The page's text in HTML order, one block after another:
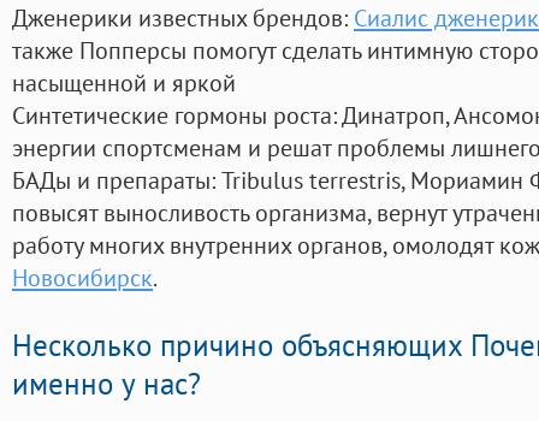
Дженерики известных брендов: Сиалис
также Попперсы помогут сделать интимную
насыщенной и яркой
Синтетические гормоны роста: Динатроп,
энергии спортсменам и решат проблемы
БАДы и препараты:Tribulus terrestris, Мориамин
повысят выносливость организма, вернут
работу многих внутренних органов, омолодят
Новосибирск.
Несколько причино объясняющих
именно у нас?